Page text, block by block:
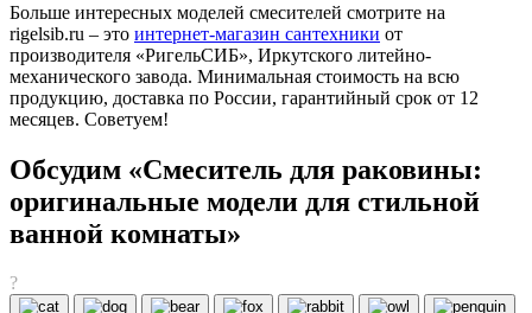
Больше интересных моделей смесителей смотрите на
rigelsib.ru – это интернет-магазин сантехники от
производителя «РигельСИБ», Иркутского литейно-
механического завода. Минимальная стоимость на всю
продукцию, доставка по России, гарантийный срок от 12
месяцев. Советуем!
Обсудим «Смеситель для раковины:
оригинальные модели для стильной
ванной комнаты»
?